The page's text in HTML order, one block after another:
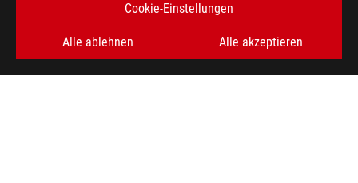
Cookie-Einstellungen
Alle ablehnen Alle akzeptieren